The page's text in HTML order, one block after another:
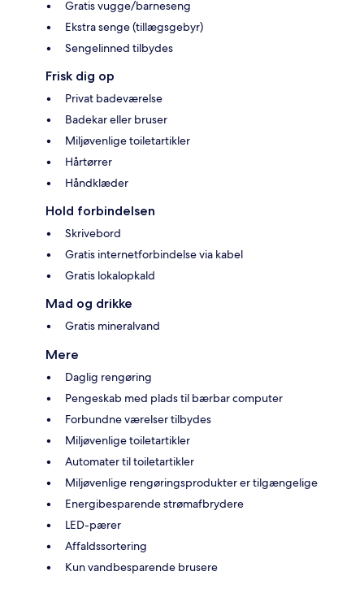
Gratis vugge/barneseng
Ekstra senge (tillægsgebyr)
Sengelinned tilbydes
Frisk dig op
Privat badeværelse
Badekar eller bruser
Miljøvenlige toiletartikler
Hårtørrer
Håndklæder
Hold forbindelsen
Skrivebord
Gratis internetforbindelse via kabel
Gratis lokalopkald
Mad og drikke
Gratis mineralvand
Mere
Daglig rengøring
Pengeskab med plads til bærbar computer
Forbundne værelser tilbydes
Miljøvenlige toiletartikler
Automater til toiletartikler
Miljøvenlige rengøringsprodukter er tilgængelige
Energibesparende strømafbrydere
LED-pærer
Affaldssortering
Kun vandbesparende brusere